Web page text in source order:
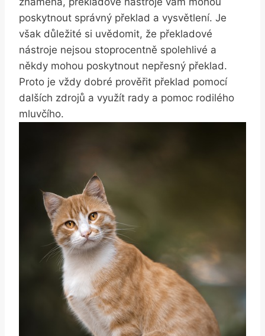
poskytnout správný překlad ⁤a vysvětlení. Je
však⁢ důležité si uvědomit, že překladové
nástroje nejsou stoprocentně spolehlivé a
někdy mohou ⁤poskytnout​ nepřesný překlad.
Proto je vždy dobré prověřit překlad pomocí
dalších zdrojů a využít rady a pomoc rodilého
mluvčího.